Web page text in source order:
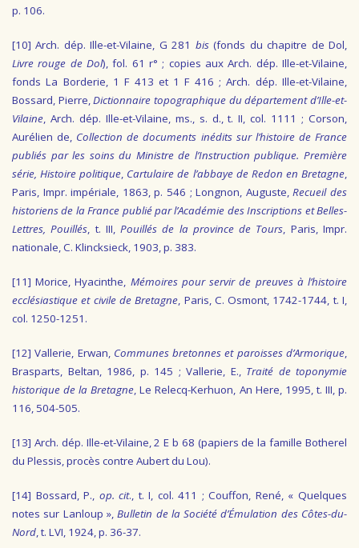
p. 106.
[10] Arch. dép. Ille-et-Vilaine, G 281 bis(fonds du chapitre de Dol,
Livre rouge de Dol), fol. 61 r° ; copies aux Arch. dép. Ille-et-Vilaine,
fonds La Borderie, 1 F 413 et 1 F 416 ; Arch. dép. Ille-et-Vilaine,
Bossard, Pierre, Dictionnaire topographique du département d’Ille-et-
Vilaine , Arch. dép. Ille-et-Vilaine, ms., s. d., t. II, col. 1111 ; Corson,
Aurélien de, Collection de documents inédits sur l’histoire de France
publiés par les soins du Ministre de l’Instruction publique. Première
série, Histoire politique Cartulaire de l’abbaye de Redon en Bretagne
Paris, Impr. impériale, 1863, p. 546 ; Longnon, Auguste, Recueil des
historiens de la France publié par l’Académie des Inscriptions et Belles-
Lettres, Pouillés , t. III, Pouillés de la province de Tours , Paris, Impr.
nationale, C. Klincksieck, 1903, p. 383.
[11] Morice, Hyacinthe, Mémoires pour servir de preuves à l’histoire
ecclésiastique et civile de Bretagne , Paris, C. Osmont, 1742-1744, t. I,
col. 1250-1251.
[12] Vallerie, Erwan, Communes bretonnes et paroisses d’Armorique
Brasparts, Beltan, 1986, p. 145 ; Vallerie, E., Traité de toponymie
historique de la Bretagne , Le Relecq-Kerhuon, An Here, 1995, t. III, p.
116, 504-505.
[13] Arch. dép. Ille-et-Vilaine, 2 E b 68 (papiers de la famille Botherel
du Plessis, procès contre Aubert du Lou).
[14] Bossard, P., op. cit., t. I, col. 411 ; Couffon, René, « Quelques
notes sur Lanloup », Bulletin de la Société d’Émulation des Côtes-du-
Nord , t. LVI, 1924, p. 36-37.